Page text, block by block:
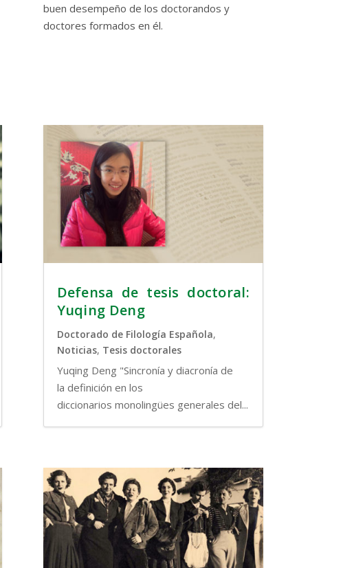
buen desempeño de los doctorandos y
doctores formados en él.
Defensa de tesis doctoral:
Yuqing Deng
Doctorado de Filología Española,
Noticias, Tesis doctorales
Yuqing Deng "Sincronía y diacronía de
la definición en los
diccionarios monolingües generales del...